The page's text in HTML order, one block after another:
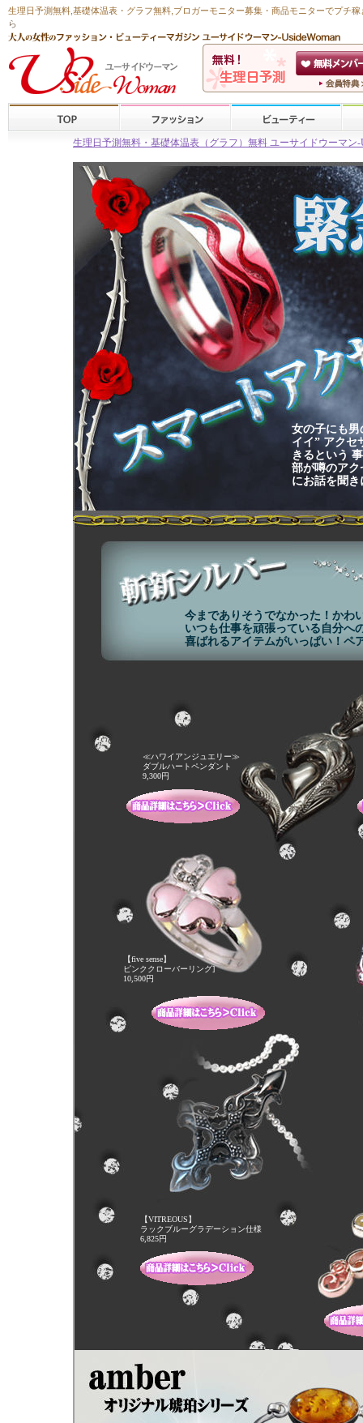
生理日予測無料 基礎体温表・グラフ無料 ,ブロガーモニター募集・商品モニターでプチ稼
ら
生理日予測無料・基礎体温表（グラフ）無料 ユーサイドウーマン-
女の子にも男
イイ” アクセ
きるという
部が噂のア
にお話を聞
今までありそうでなかった！かわ
いつも仕事を頑張っている自分へ
喜ばれるアイテムがいっぱい！ペ
≪ハワイアンジュエリー≫
ダブルハートペンダント
9,300円
【five sense】
ピンククローバーリング]
10,500円
【VITREOUS】
ラックブルーグラデーション仕様
6,825円